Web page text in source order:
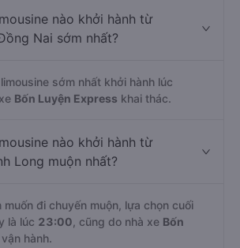
nào khởi hành từ
Nai sớm nhất?
sớm nhất khởi hành lúc
Bốn Luyện Express khai thác.
nào khởi hành từ
Long muộn nhất?
muốn đi chuyến muộn, lựa chọn cuối
là lúc 23:00 , cũng do nhà xe Bốn
vận hành.